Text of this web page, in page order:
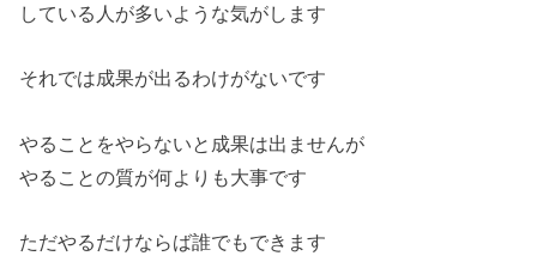
している人が多いような気がします
それでは成果が出るわけがないです
やることをやらないと成果は出ませんが
やることの質が何よりも大事です
ただやるだけならば誰でもできます